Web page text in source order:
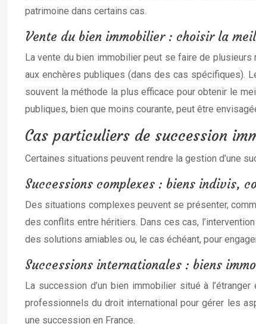
patrimoine dans certains cas.
Vente du bien immobilier : choisir la
La vente du bien immobilier peut se faire de plusieurs
aux enchères publiques (dans des cas spécifiques).
souvent la méthode la plus efficace pour obtenir le
publiques, bien que moins courante, peut être
Cas particuliers de succession
Certaines situations peuvent rendre la gestion d’une
Successions complexes : biens indivis,
Des situations complexes peuvent se présenter,
des conflits entre héritiers. Dans ces cas,
des solutions amiables ou, le cas échéant, pour
Successions internationales : biens
La succession d’un bien immobilier situé à
professionnels du droit international pour gérer les
une succession en France.